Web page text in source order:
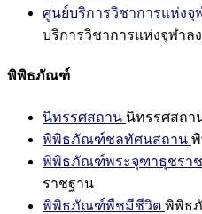
ศูนย์บริการวิชาการแห่ง
บริการวิชาการแห่งจุฬา
พิพิธภัณฑ์
นิทรรศสถาน นิทรรศสถา
พิพิธภัณฑ์ชลทัศนสถาน
พิพิธภัณฑ์พระจุฑาธุชรา
ราชฐาน
พิพิธภัณฑ์พืชมีชีวิต พิพิธ